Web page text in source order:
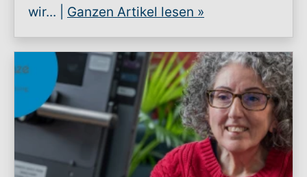
wir... | Ganzen Artikel lesen »